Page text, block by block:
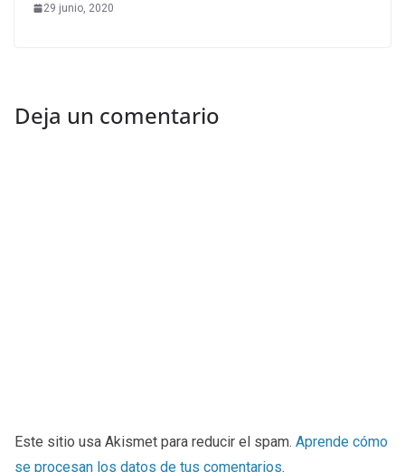
29 junio, 2020
Deja un comentario
Este sitio usa Akismet para reducir el spam. Aprende cómo
se procesan los datos de tus comentarios.